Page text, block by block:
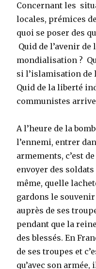
Concernant les
locales, prémices
quoi se poser des
Quid de l’avenir
mondialisation ?
si l’islamisation de
Quid de la liberté
communistes
A l’heure de la
l’ennemi, entrer
armements, c’est
envoyer des
même, quelle
gardons le
auprès de ses
pendant que la
des blessés. En
de ses troupes et
qu’avec son